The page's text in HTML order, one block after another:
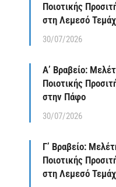
Ποιοτικής
στη Λεμεσό
30/07/2026
Α’ Βραβείο:
Ποιοτικής
στην Πάφο
30/07/2026
Γ’ Βραβείο:
Ποιοτικής
στη Λεμεσό